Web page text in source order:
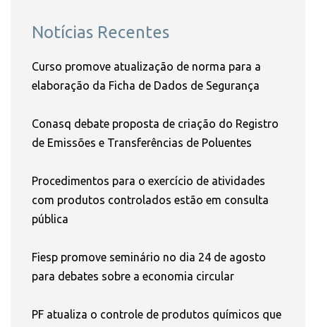
Notícias Recentes
Curso promove atualização de norma para a
elaboração da Ficha de Dados de Segurança
Conasq debate proposta de criação do Registro
de Emissões e Transferências de Poluentes
Procedimentos para o exercício de atividades
com produtos controlados estão em consulta
pública
Fiesp promove seminário no dia 24 de agosto
para debates sobre a economia circular
PF atualiza o controle de produtos químicos que